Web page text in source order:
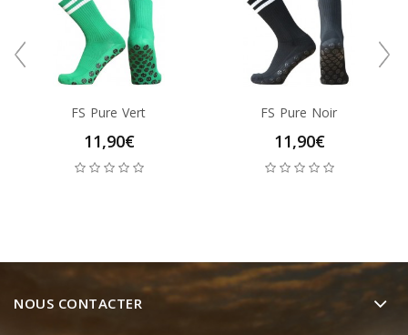
FS Pure Vert
11,90€
FS Pure Noir
11,90€
NOUS CONTACTER